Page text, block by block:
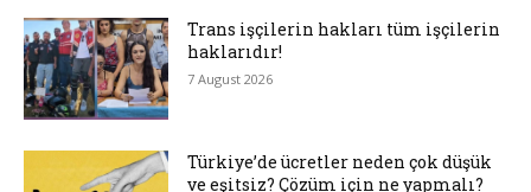
Trans işçilerin hakları tüm işçilerin
haklarıdır!
7 August 2026
Türkiye’de ücretler neden çok düşük
ve eşitsiz? Çözüm için ne yapmalı?